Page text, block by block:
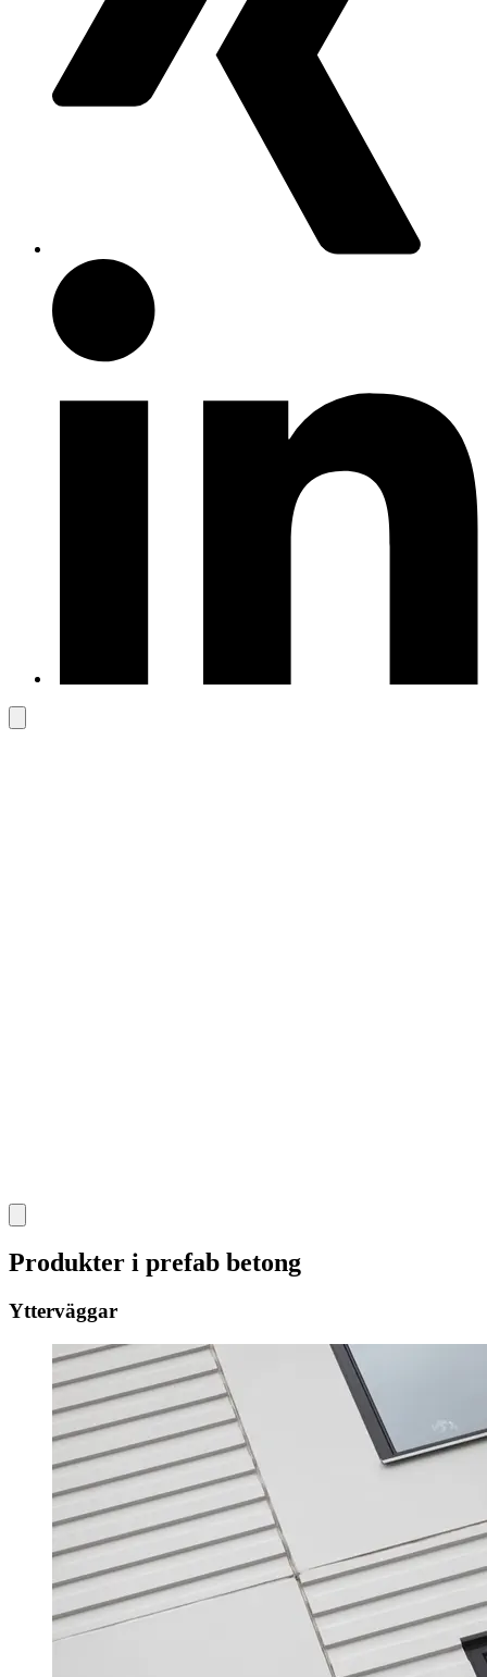
Produkter i prefab betong
Ytterväggar